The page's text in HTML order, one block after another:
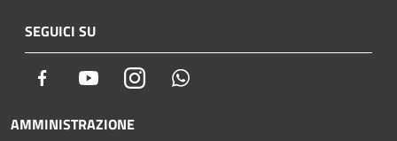
SEGUICI SU
Facebook YoutubeInstagram
AMMINISTRAZIONE